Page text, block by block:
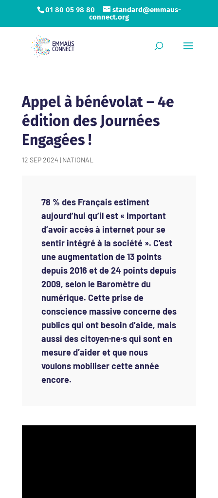
01 80 05 98 80
standard@emmaus-
connect.org
Appel à bénévolat – 4e
édition des Journées
Engagées !
12 SEP 2024 | NATIONAL
78 % des Français estiment
aujourd’hui qu’il est « important
d’avoir accès à internet pour se
sentir intégré à la société ». C’est
une augmentation de 13 points
depuis 2016 et de 24 points depuis
2009, selon le Baromètre du
numérique. Cette prise de
conscience massive concerne des
publics qui ont besoin d’aide, mais
aussi des citoyen·ne·s qui sont en
mesure d’aider et que nous
voulons mobiliser cette année
encore.